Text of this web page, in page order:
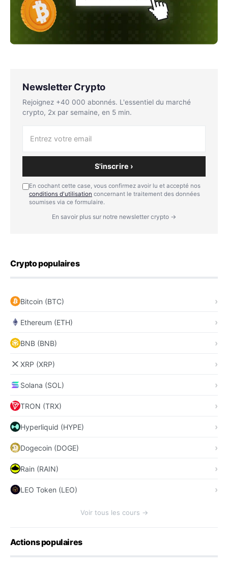
Newsletter Crypto
Rejoignez +40 000 abonnés. L'essentiel du marché
crypto, 2x par semaine, en 5 min.
S'inscrire ›
En cochant cette case, vous confirmez avoir lu et accepté nos
conditions d'utilisation concernant le traitement des données
soumises via ce formulaire.
En savoir plus sur notre newsletter crypto →
Crypto populaires
Bitcoin (BTC)
Ethereum (ETH)
BNB (BNB)
XRP (XRP)
Solana (SOL)
TRON (TRX)
Hyperliquid (HYPE)
Dogecoin (DOGE)
Rain (RAIN)
LEO Token (LEO)
Voir tous les cours →
Actions populaires